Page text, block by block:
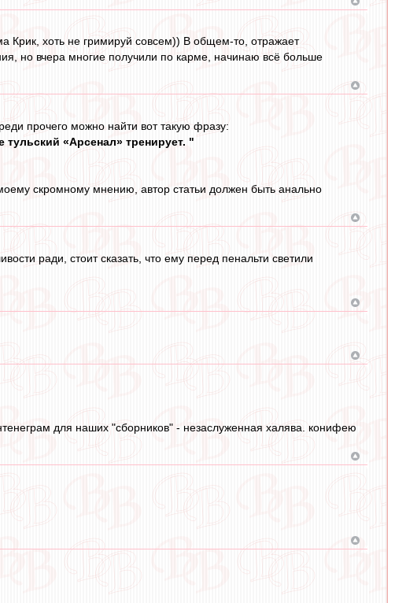
Крик, хоть не гримируй совсем)) В общем-то, отражает
но вчера многие получили по карме, начинаю всё больше
прочего можно найти вот такую фразу:
«Арсенал» тренирует. "
скромному мнению, автор статьи должен быть анально
ради, стоит сказать, что ему перед пенальти светили
для наших "сборников" - незаслуженная халява. конифею